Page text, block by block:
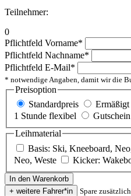
Teilnehmer:
0
Pflichtfeld Vorname*
Pflichtfeld Nachname*
Pflichtfeld E-Mail*
* notwendige Angaben, damit wir die
Preisoption
Standardpreis
1 Stunde flexibel
Gutschein
Leihmaterial
Basis: Ski, Kneeboard,
Neo, Weste
Kicker:
Spare